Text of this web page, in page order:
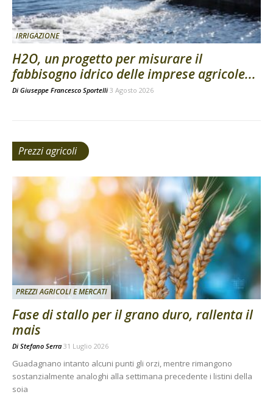
IRRIGAZIONE
H2O, un progetto per misurare il
fabbisogno idrico delle imprese agricole...
Di Giuseppe Francesco Sportelli 3 Agosto 2026
Prezzi agricoli
PREZZI AGRICOLI E MERCATI
Fase di stallo per il grano duro, rallenta il
mais
Di Stefano Serra 31 Luglio 2026
Guadagnano intanto alcuni punti gli orzi, mentre rimangono
sostanzialmente analoghi alla settimana precedente i listini della
soia